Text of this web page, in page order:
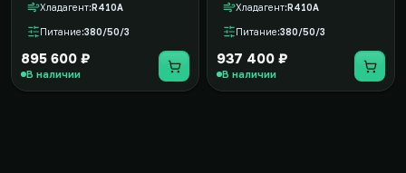
Хладагент R410A
Питание 380/50/3
895 600 ₽
В наличии
Хладагент R410A
Питание 380/50/3
937 400 ₽
В наличии